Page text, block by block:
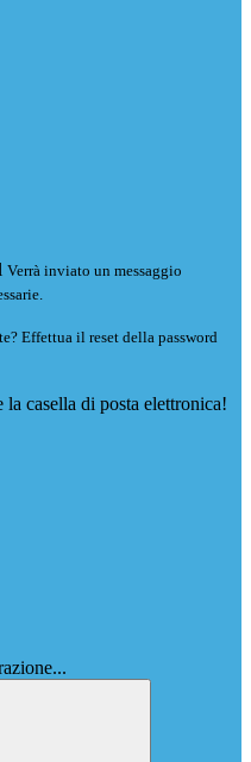
Verrà inviato un messaggio
Effettua il reset della password
casella di posta elettronica!